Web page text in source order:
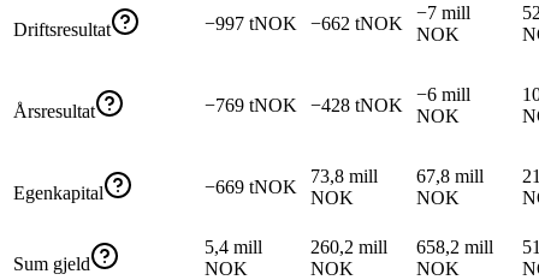
Driftsresultat −997 tNOK −662 tNOK
−7 mill
NOK
Årsresultat −769 tNOK −428 tNOK
−6 mill
NOK
Egenkapital −669 tNOK
73,8 mill
NOK
67,8 mill
NOK
Sum gjeld
5,4 mill
NOK
260,2 mill
NOK
658,2 mill
NOK